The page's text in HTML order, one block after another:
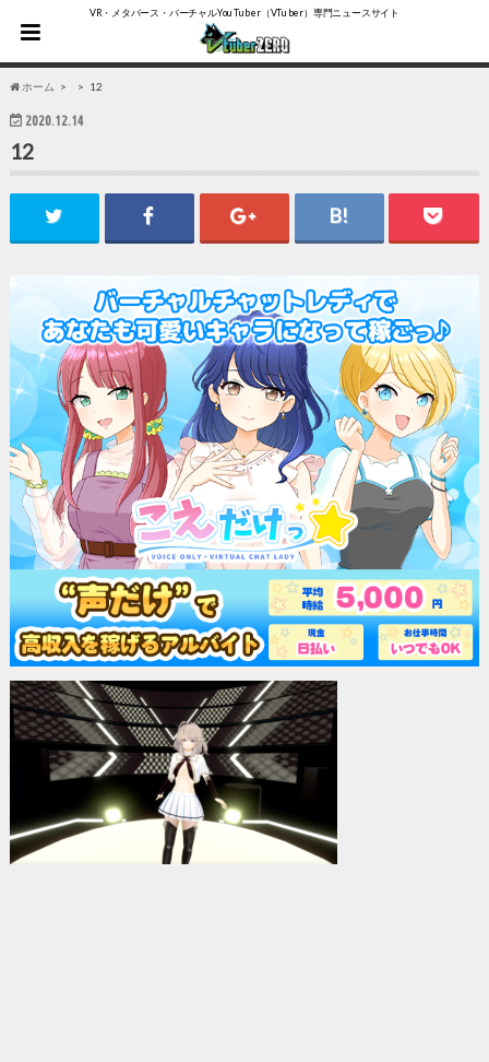
VR・メタバース・バーチャルYouTuber（VTuber）専門ニュースサイト
ホーム 12
2020.12.14
12